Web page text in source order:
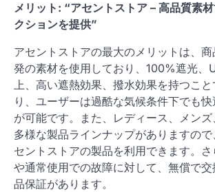
メリット: “アセントストア – 高品質素
クションを提供”
アセントストアの最大のメリットは、
発の素材を使用しており、100%遮光、
上、高い遮熱効果、撥水効果を持つこと
り、ユーザーは過酷な気候条件下でも
が可能です。また、レディース、メン
多様な製品ラインナップがありますの
セントストアの製品を利用できます。さ
や通常使用での故障に対して、無償で
品保証があります。